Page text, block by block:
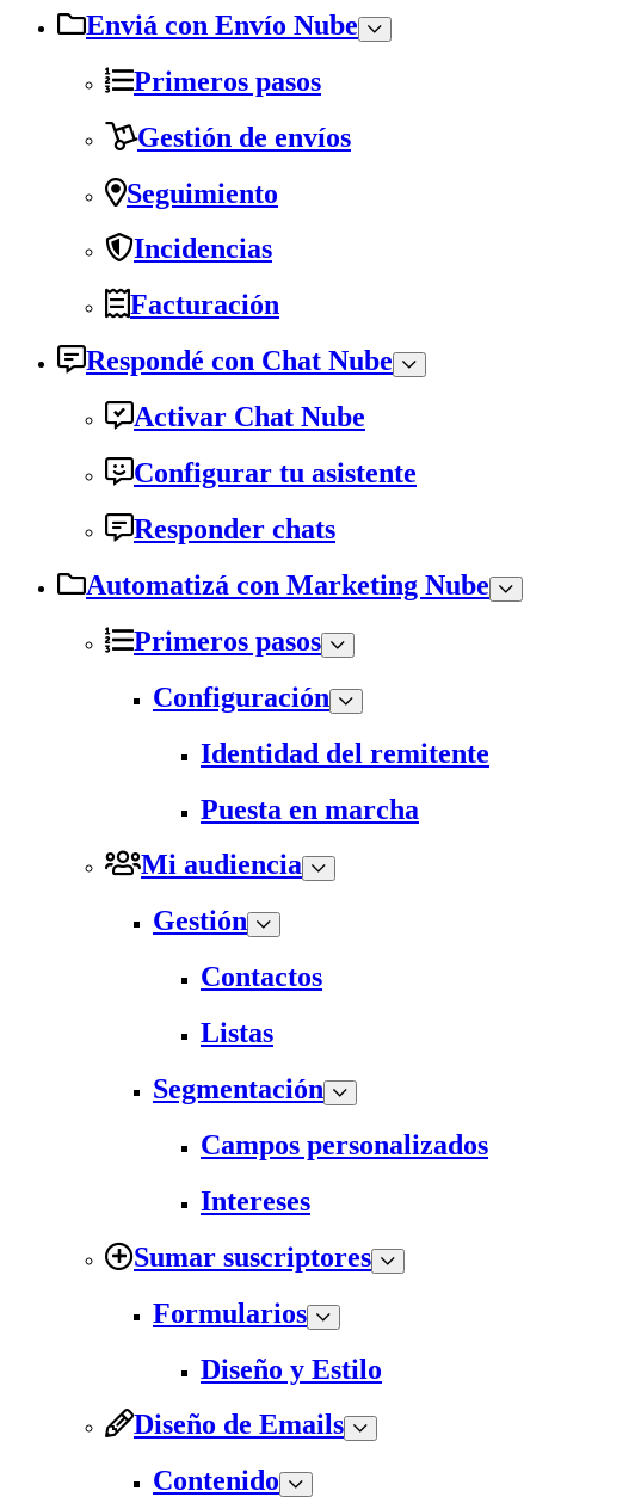
Enviá con Envío Nube
Primeros pasos
Gestión de envíos
Seguimiento
Incidencias
Facturación
Respondé con Chat Nube
Activar Chat Nube
Configurar tu asistente
Responder chats
Automatizá con Marketing Nube
Primeros pasos
Configuración
Identidad del remitente
Puesta en marcha
Mi audiencia
Gestión
Contactos
Listas
Segmentación
Campos personalizados
Intereses
Sumar suscriptores
Formularios
Diseño y Estilo
Diseño de Emails
Contenido